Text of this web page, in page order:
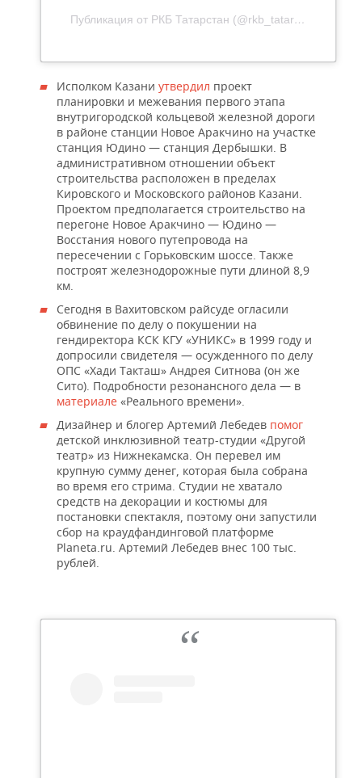
Публикация от РКБ Татарстан (@rkb_tatarstan)
Исполком Казани утвердил проект
планировки и межевания первого этапа
внутригородской кольцевой железной дороги
в районе станции Новое Аракчино на участке
станция Юдино — станция Дербышки. В
административном отношении объект
строительства расположен в пределах
Кировского и Московского районов Казани.
Проектом предполагается строительство на
перегоне Новое Аракчино — Юдино —
Восстания нового путепровода на
пересечении с Горьковским шоссе. Также
построят железнодорожные пути длиной 8,9
км.
Сегодня в Вахитовском райсуде огласили
обвинение по делу о покушении на
гендиректора КСК КГУ «УНИКС» в 1999 году и
допросили свидетеля — осужденного по делу
ОПС «Хади Такташ» Андрея Ситнова (он же
Сито). Подробности резонансного дела — в
материале «Реального времени».
Дизайнер и блогер Артемий Лебедев помог
детской инклюзивной театр-студии «Другой
театр» из Нижнекамска. Он перевел им
крупную сумму денег, которая была собрана
во время его стрима. Студии не хватало
средств на декорации и костюмы для
постановки спектакля, поэтому они запустили
сбор на краудфандинговой платформе
Planeta.ru. Артемий Лебедев внес 100 тыс.
рублей.